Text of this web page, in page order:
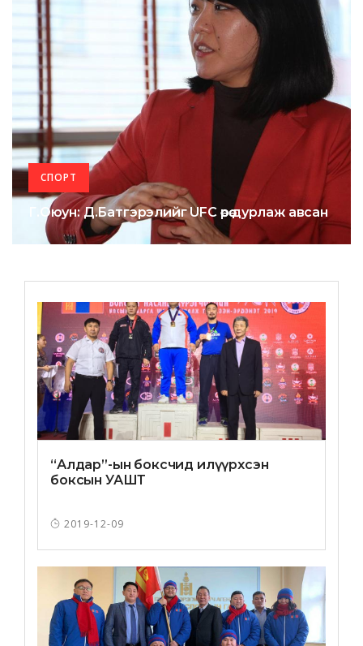
СПОРТ
Г.Оюун: Д.Батгэрэлийг UFC өөрөө дурлаж авсан
“Алдар”-ын боксчид илүүрхсэн
боксын УАШТ
2019-12-09